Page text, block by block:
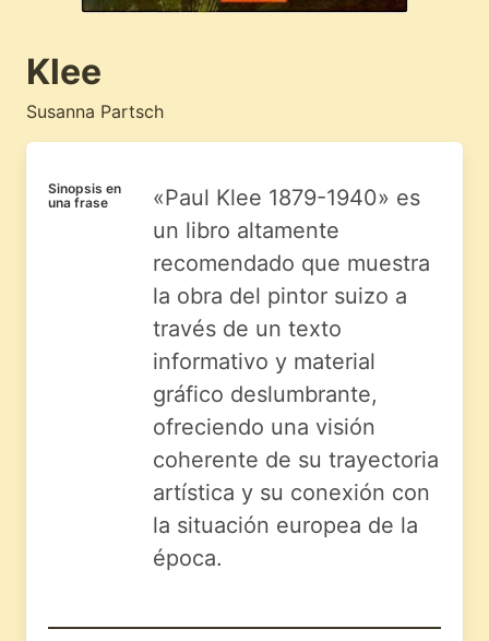
Klee
Susanna Partsch
Sinopsis en
una frase
«Paul Klee 1879-1940» es
un libro altamente
recomendado que muestra
la obra del pintor suizo a
través de un texto
informativo y material
gráfico deslumbrante,
ofreciendo una visión
coherente de su trayectoria
artística y su conexión con
la situación europea de la
época.